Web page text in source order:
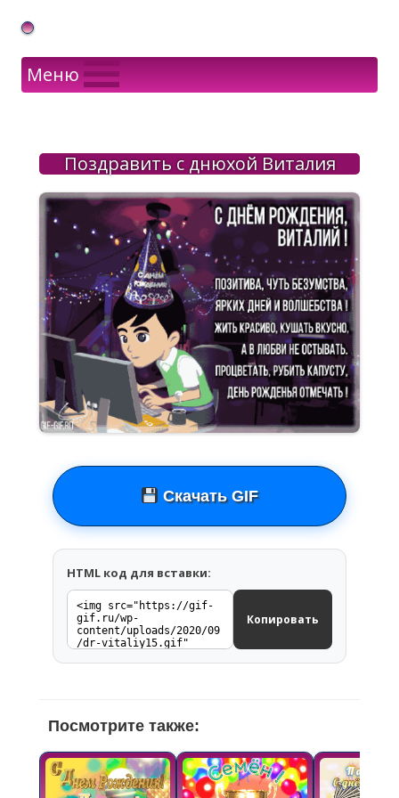
Gif Открытки в подарок
Меню
Поздравить с днюхой Виталия
Скачать GIF
HTML код для вставки:
Копировать
Посмотрите также: